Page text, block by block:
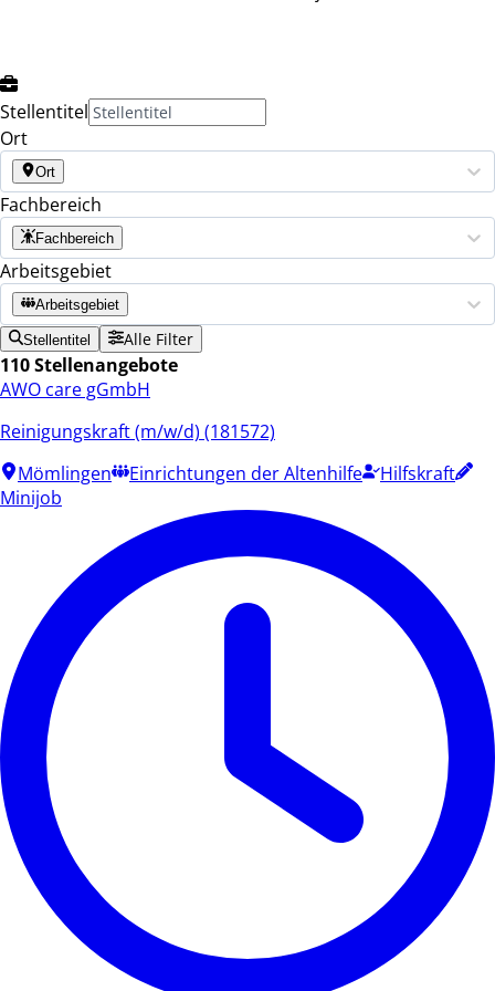
Stellentitel
Ort
Ort
Fachbereich
Fachbereich
Arbeitsgebiet
Arbeitsgebiet
Stellentitel Alle Filter
110 Stellenangebote
AWO care gGmbH
Reinigungskraft (m/w/d) (181572)
Mömlingen
Einrichtungen der Altenhilfe
Hilfskraft
Minijob